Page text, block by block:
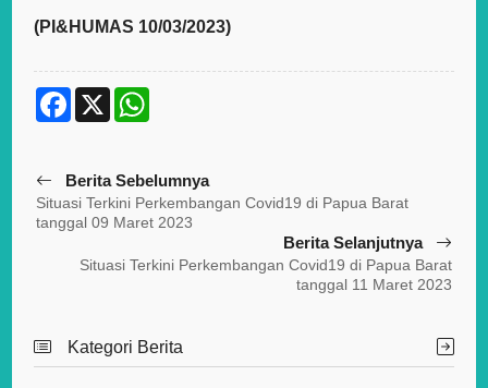
(PI&HUMAS 10/03/2023)
F
o
o
k
X
A
p
p
Berita Sebelumnya
Situasi Terkini Perkembangan Covid19 di Papua Barat
tanggal 09 Maret 2023
Berita Selanjutnya
Situasi Terkini Perkembangan Covid19 di Papua Barat
tanggal 11 Maret 2023
Kategori Berita